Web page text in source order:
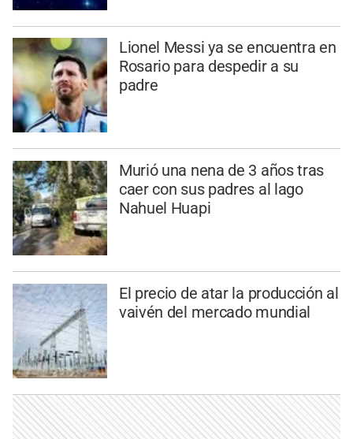
Lionel Messi ya se encuentra en
Rosario para despedir a su
padre
Murió una nena de 3 años tras
caer con sus padres al lago
Nahuel Huapi
El precio de atar la producción al
vaivén del mercado mundial